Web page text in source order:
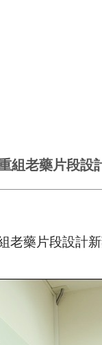
組老藥片段
老藥片段設計